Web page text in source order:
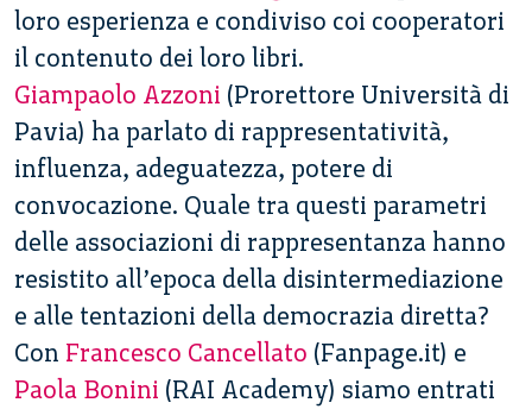
loro esperienza e condiviso coi cooperatori
il contenuto dei loro libri.
Giampaolo Azzoni (Prorettore Università di
Pavia) ha parlato di rappresentatività,
influenza, adeguatezza, potere di
convocazione. Quale tra questi parametri
delle associazioni di rappresentanza hanno
resistito all’epoca della disintermediazione
e alle tentazioni della democrazia diretta?
Con Francesco Cancellato (Fanpage.it) e
Paola Bonini (RAI Academy) siamo entrati